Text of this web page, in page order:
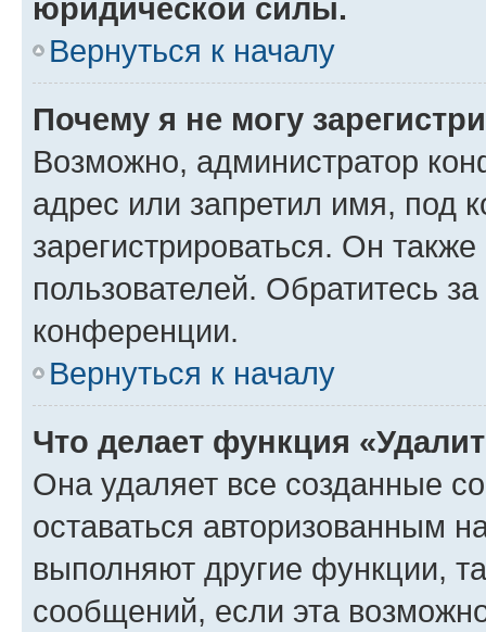
юридической силы.
Вернуться к началу
Почему я не могу
Возможно, администратор
адрес или запретил имя, под
зарегистрироваться. Он
пользователей. Обратитесь
конференции.
Вернуться к началу
Что делает функция
Она удаляет все созданные
оставаться авторизованным
выполняют другие функции,
сообщений, если эта